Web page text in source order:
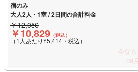
宿のみ
大人2人・1室 / 2日間の合計料金
￥12,056
￥10,829 （税込）
（1人あたり¥5,414・税込）
今な
09